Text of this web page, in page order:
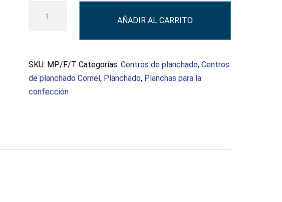
cantidad
AÑADIR AL CARRITO
SKU: MP/F/T Categorías:Centros de planchado,Centros
de planchado Comel, Planchado, Planchas para la
confección